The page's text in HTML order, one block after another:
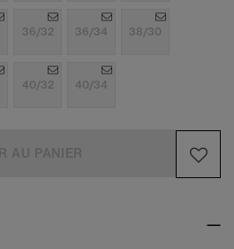
36/32 36/34 38/30
40/32 40/34